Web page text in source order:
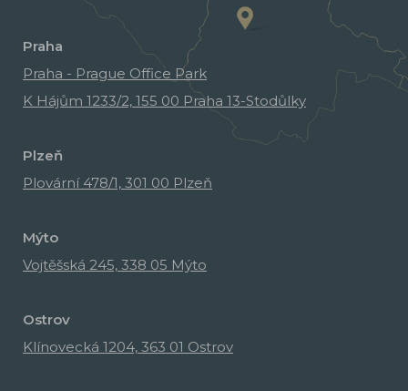
Praha
Praha - Prague Office Park
K Hájům 1233/2, 155 00 Praha 13-Stodůlky
Plzeň
Plovární 478/1, 301 00 Plzeň
Mýto
Vojtěšská 245, 338 05 Mýto
Ostrov
Klínovecká 1204, 363 01 Ostrov